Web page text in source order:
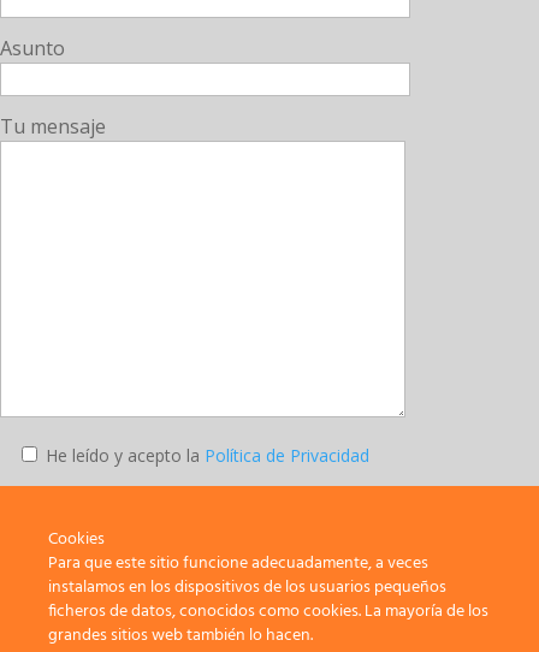
Asunto
Tu mensaje
He leído y acepto la Política de Privacidad
SATE-STEs – Sindicato de Trabajadores y Trabajadoras de la
Enseñanza de Melilla
Cookies
Para que este sitio funcione adecuadamente, a veces
instalamos en los dispositivos de los usuarios pequeños
ficheros de datos, conocidos como cookies. La mayoría de los
grandes sitios web también lo hacen.